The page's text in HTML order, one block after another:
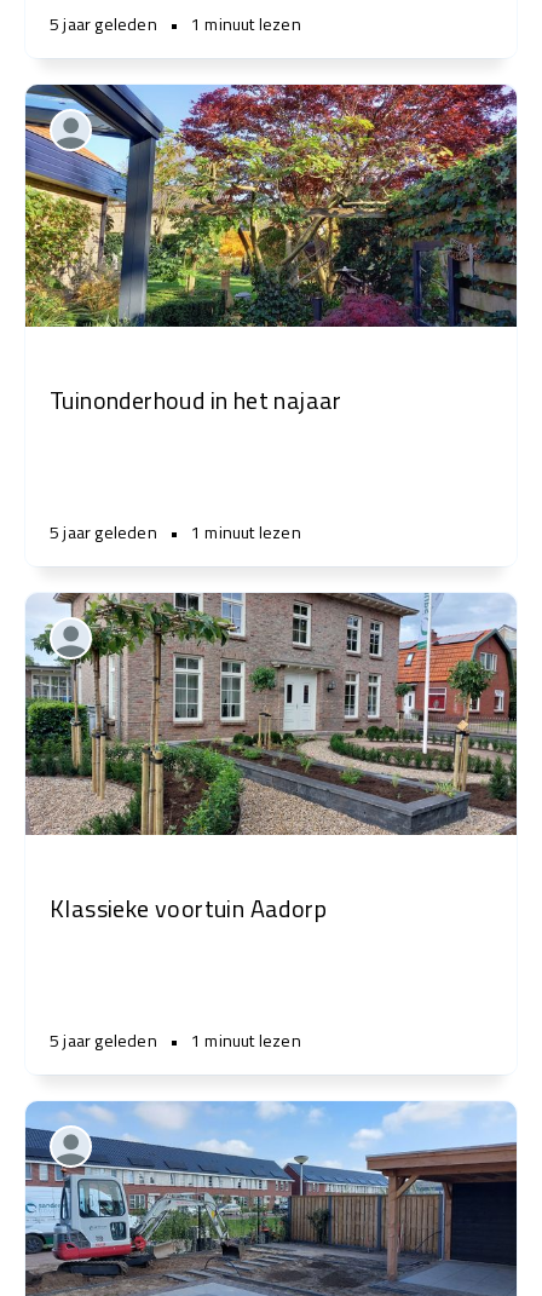
5 jaar geleden • 1 minuut lezen
Tuinonderhoud in het najaar
5 jaar geleden • 1 minuut lezen
Klassieke voortuin Aadorp
5 jaar geleden • 1 minuut lezen